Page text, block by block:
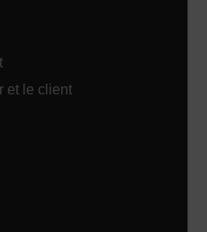
et le client